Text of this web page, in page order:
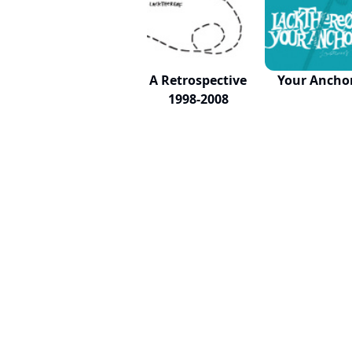
A Retrospective
1998-2008
Your